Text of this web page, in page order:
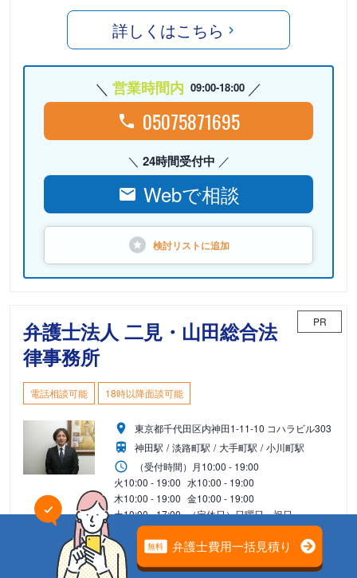
詳しくはこちら
営業時間内 09:00-18:00
05075871695
24時間受付中
Webで相談
検討リストに追加
弁護士法人 二見・山田総合法
律事務所
PR
電話相談可能 18時以降面談可能
東京都千代田区内神田1-11-10 コハラビル303
神田駅
淡路町駅 大手町駅
小川町駅
（受付時間） 月10:00 - 19:00
火10:00 - 19:00 水10:00 - 19:00
木10:00 - 19:00 金10:00 - 19:00
土10:00 - 17:00 （定休日）日曜日・祝日
4
6
7
8
9